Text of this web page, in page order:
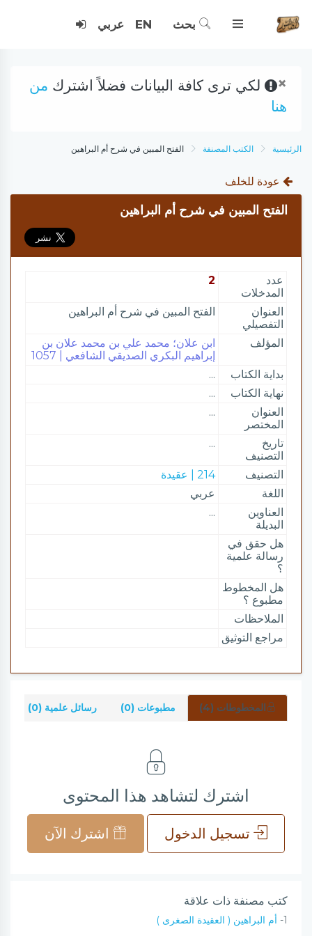
بحث EN عربي
× لكي ترى كافة البيانات فضلاً اشترك من
هنا
الرئيسية الكتب المصنفة الفتح المبين في شرح أم البراهين
عودة للخلف
الفتح المبين في شرح أم البراهين
عدد
المدخلات
2
العنوان
التفصيلي
الفتح المبين في شرح أم البراهين
المؤلف
ابن علان؛ محمد علي بن محمد علان بن
إبراهيم البكري الصديقي الشافعي | 1057
بداية الكتاب
...
نهاية الكتاب
...
العنوان
المختصر
...
تاريخ
التصنيف
...
التصنيف
214 | عقيدة
اللغة
عربي
العناوين
البديلة
...
هل حقق في
رسالة علمية
؟
هل المخطوط
مطبوع ؟
الملاحظات
مراجع التوثيق
المخطوطات (4) مطبوعات (0) رسائل علمية (0)
اشترك لتشاهد هذا المحتوى
تسجيل الدخول اشترك الآن
كتب مصنفة ذات علاقة
1- أم البراهين ( العقيدة الصغرى )